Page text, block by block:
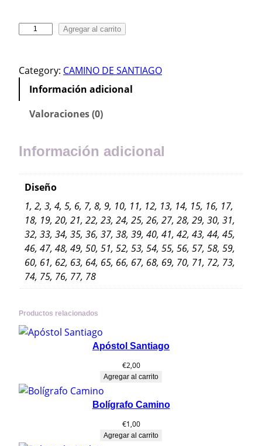
c
e
r
m
o
c
i
d
Agregar al carrito
Category: CAMINO DE SANTIAGO
Información adicional
Valoraciones (0)
Información adicional
Diseño
1, 2, 3, 4, 5, 6, 7, 8, 9, 10, 11, 12, 13, 14, 15, 16, 17,
18, 19, 20, 21, 22, 23, 24, 25, 26, 27, 28, 29, 30, 31,
32, 33, 34, 35, 36, 37, 38, 39, 40, 41, 42, 43, 44, 45,
46, 47, 48, 49, 50, 51, 52, 53, 54, 55, 56, 57, 58, 59,
60, 61, 62, 63, 64, 65, 66, 67, 68, 69, 70, 71, 72, 73,
74, 75, 76, 77, 78
Productos relacionados
Apóstol Santiago
€2,00
Agregar al carrito
Bolígrafo Camino
€1,00
Agregar al carrito